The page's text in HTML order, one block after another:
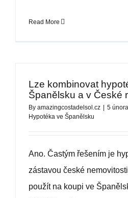
Read More
Lze kombinovat
Španělsku a v České
By amazingcostadelsol.cz 5
Hypotéka ve Španělsku
Ano. Častým řešením je
zástavou české
použít na koupi ve